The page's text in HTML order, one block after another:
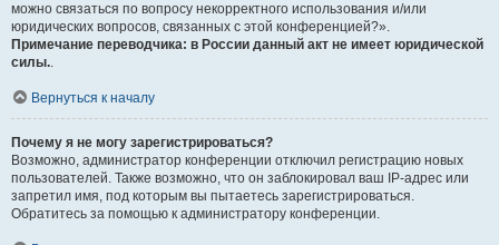
можно связаться по вопросу некорректного использования и/или
юридических вопросов, связанных с этой конференцией?».
Примечание переводчика: в России данный акт не имеет юридической
силы..
Вернуться к началу
Почему я не могу зарегистрироваться?
Возможно, администратор конференции отключил регистрацию новых
пользователей. Также возможно, что он заблокировал ваш IP-адрес или
запретил имя, под которым вы пытаетесь зарегистрироваться.
Обратитесь за помощью к администратору конференции.